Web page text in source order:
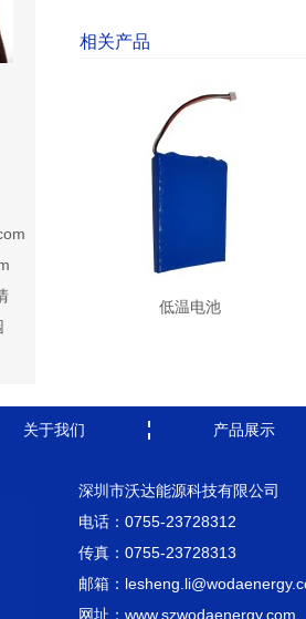
相关产品
低温电池
关于我们 产品展示
深圳市沃达能源科技有限公司
电话：0755-23728312
传真：0755-23728313
邮箱：
网址：www.szwodaenergy.com